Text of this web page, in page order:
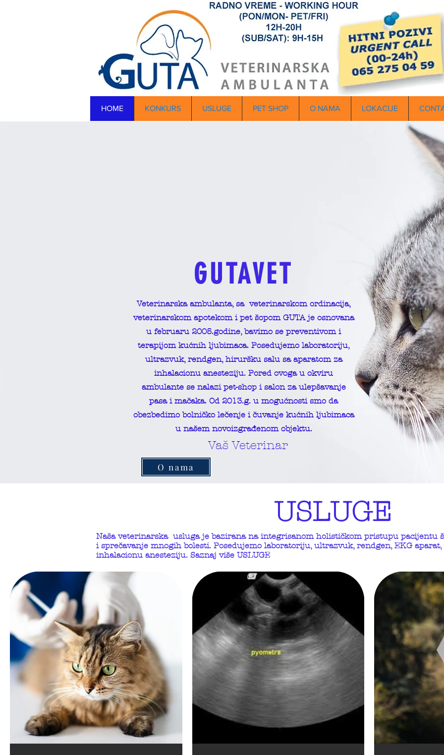
HOME KONKURS USLUGE PET SHOP O NAMA LOKACIJE
GUTAVET
Veterinarska ambulanta, sa veterinarskom ordinacija,
veterinarskom apotekom i pet šopom GUTA je osnovana
u februaru 2005.godine, bavimo se preventivom i
terapijom kućnih ljubimaca. Posedujemo laboratoriju,
ultrazvuk, rendgen, hiruršku salu sa aparatom za
inhalacionu anesteziju. Pored ovoga u okviru
ambulante se nalazi pet-shop i salon za ulepšavanje
pasa i mačaka. Od 2013.g. u mogućnosti smo da
obezbedimo bolničko lečenje i čuvanje kućnih ljubimaca
u našem novoizgrađenom objektu.
Vaš Veterinar
O nama
USLUGE
Naša veterinarska usluga je bazirana na integrisanom holističkom pristupu pacijentu
i sprečavanje mnogih bolesti. Posedujemo laboratoriju, ultrazvuk, rendgen, EKG
inhalacionu anesteziju. Saznaj više USLUGE